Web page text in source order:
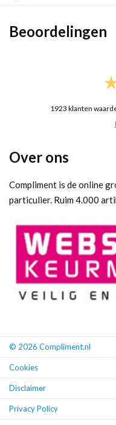
Beoordelingen
1923 klanten
Over ons
Compliment is de online
particulier. Ruim 4.000
© 2026 Compliment.nl
Cookies
Disclaimer
Privacy Policy